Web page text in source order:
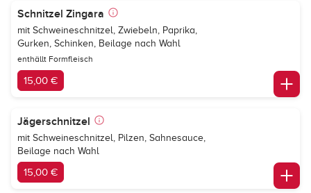
Schnitzel Zingara
mit Schweineschnitzel, Zwiebeln, Paprika,
Gurken, Schinken, Beilage nach Wahl
enthällt Formfleisch
15,00 €
Jägerschnitzel
mit Schweineschnitzel, Pilzen, Sahnesauce,
Beilage nach Wahl
15,00 €